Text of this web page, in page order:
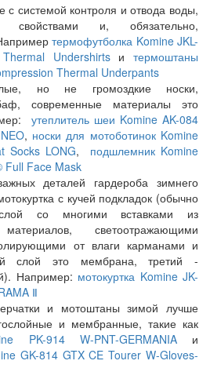
с системой контроля и отвода воды,
свойствами и, обязательно,
термофутболка Komine JKL-
Undershirtsитермоштаны
Thermal Underpants
но не громоздкие носки,
современные материалы это
утеплитель шеи Komine AK-084
, носки для мотоботинок Komine
Socks LONG, подшлемник Komine
Full Face Mask
деталей гардероба зимнего
с кучей подкладок (обычно
со многими вставками из
светоотражающими
от влаги карманами и
слой это мембрана, третий -
Например: мотокуртка Komine JK-
Ⅱ
и мотоштаны зимой лучше
и мембранные, такие как
PK-914 W-PNT-GERMANIAи
GK-814 GTX CE Tourer W-Gloves-